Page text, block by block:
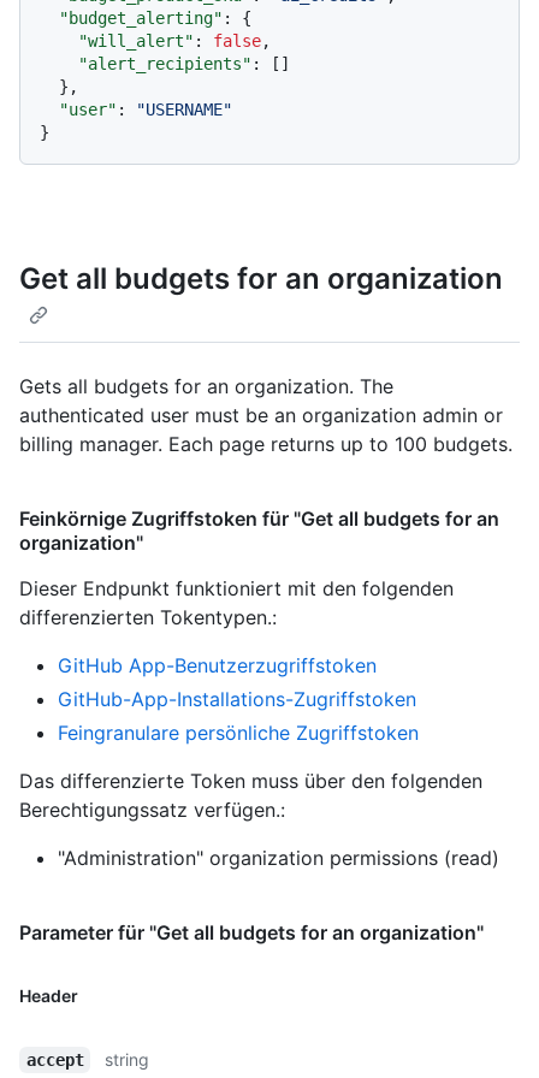
"budget_alerting" :
{
"will_alert" : false,
"alert_recipients" : [ ]
} ,
"user" :
"USERNAME"
}
Get all budgets for an organization
Gets all budgets for an organization. The
authenticated user must be an organization admin or
billing manager. Each page returns up to 100 budgets.
Feinkörnige Zugriffstoken für "Get all budgets for an
organization"
Dieser Endpunkt funktioniert mit den folgenden
differenzierten Tokentypen.:
GitHub App-Benutzerzugriffstoken
GitHub-App-Installations-Zugriffstoken
Feingranulare persönliche Zugriffstoken
Das differenzierte Token muss über den folgenden
Berechtigungssatz verfügen.:
"Administration" organization permissions (read)
Parameter für "Get all budgets for an organization"
Header
accept
string